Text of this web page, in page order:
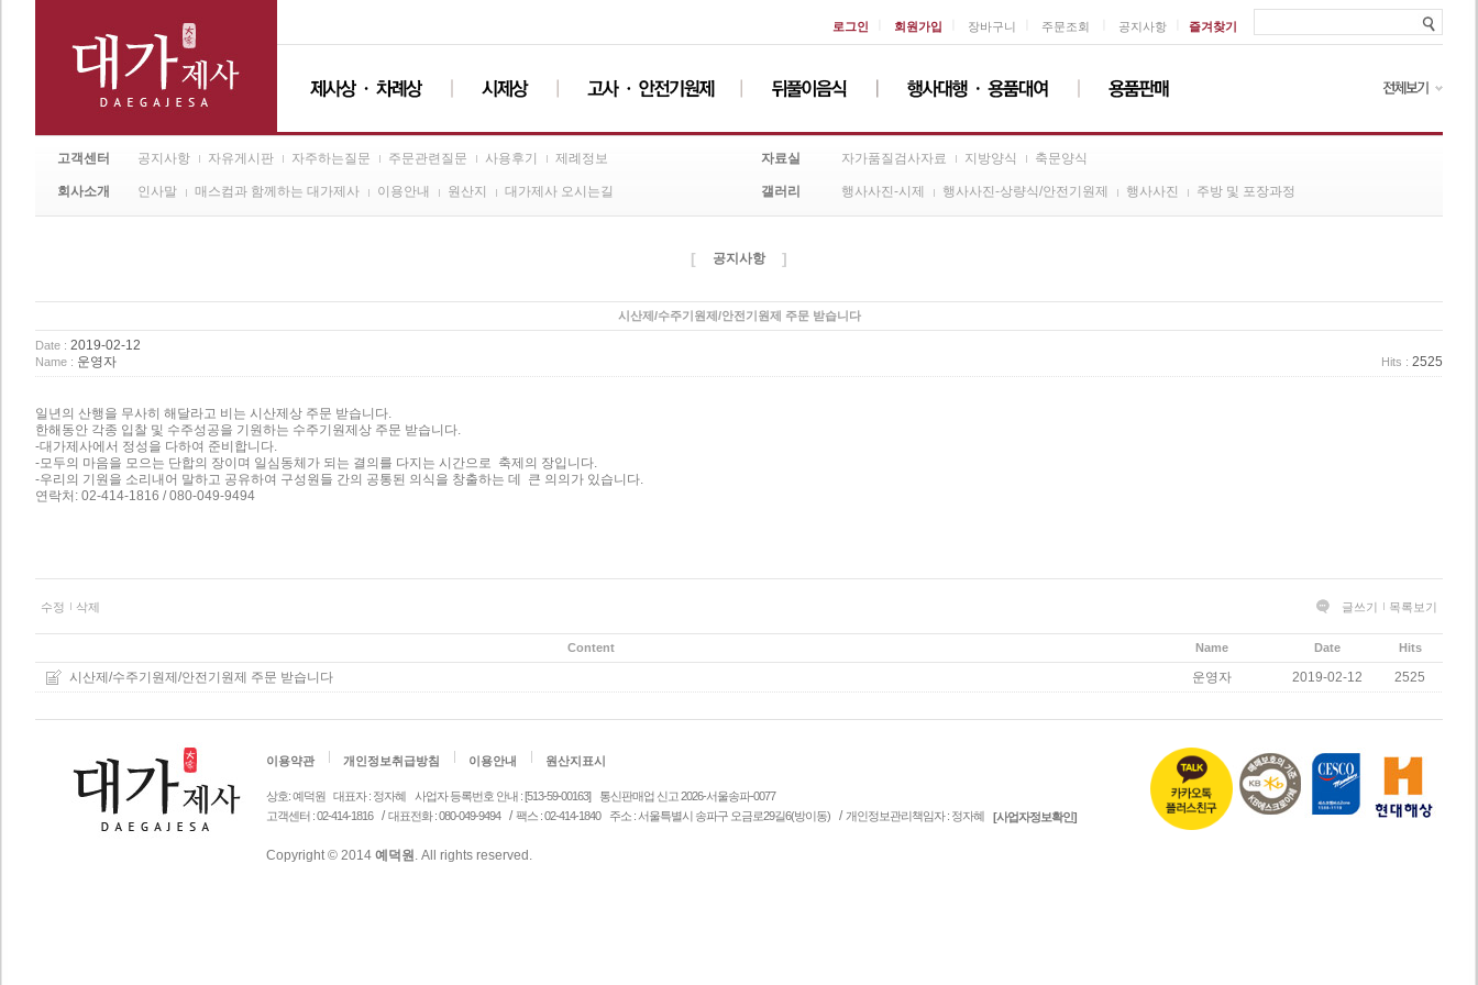
즐겨찾기
로그인 회원가입 장바구니 주문조회 공지사항
고객센터 공지사항 자유게시판 자주하는질문 주문관련질문 사용후기 제례정보 자료실 자가품질검사자료 지방양식 축문양식
회사소개 인사말 매스컴과 함께하는 대가제사 이용안내 원산지 대가제사 오시는길 갤러리 행사사진-시제 행사사진-상량식/안전기원제 행사사진 주방 및 포장과정
[ 공지사항 ]
시산제/수주기원제/안전기원제 주문 받습니다
Date : 2019-02-12
Name : 운영자 Hits : 2525
일년의 산행을 무사히 해달라고 비는 시산제상 주문 받습니다.
한해동안 각종 입찰 및 수주성공을 기원하는 수주기원제상 주문 받습니다.
-대가제사에서 정성을 다하여 준비합니다.
-모두의 마음을 모으는 단합의 장이며 일심동체가 되는 결의를 다지는 시간으로 축제의 장입니다.
-우리의 기원을 소리내어 말하고 공유하여 구성원들 간의 공통된 의식을 창출하는 데 큰 의의가 있습니다.
연락처: 02-414-1816 / 080-049-9494
수정 삭제 글쓰기 목록보기
Content Name Date Hits
시산제/수주기원제/안전기원제 주문 받습니다 운영자 2019-02-12 2525
이용약관 개인정보취급방침 이용안내 원산지표시
상호: 예덕원 대표자 : 정자혜 사업자 등록번호 안내 : [513-59-00163]
통신판매업 신고 2026-서울송파-0077
고객센터 : 02-414-1816
/대표전화 : 080-049-9494 /팩스 : 02-414-1840 주소 : 서울특별시 송파구 오금로29길6(방이동) / 개인정보관리책임자 : 정자혜 [사업자정보확인]
Copyright © 2014 예덕원 . All rights reserved.